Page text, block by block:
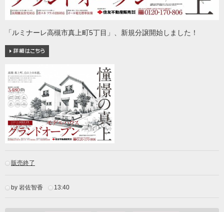
「ルミナーレ高槻市真上町5丁目」、新規分譲開始しました！
販売終了
by 岩佐智香 13:40